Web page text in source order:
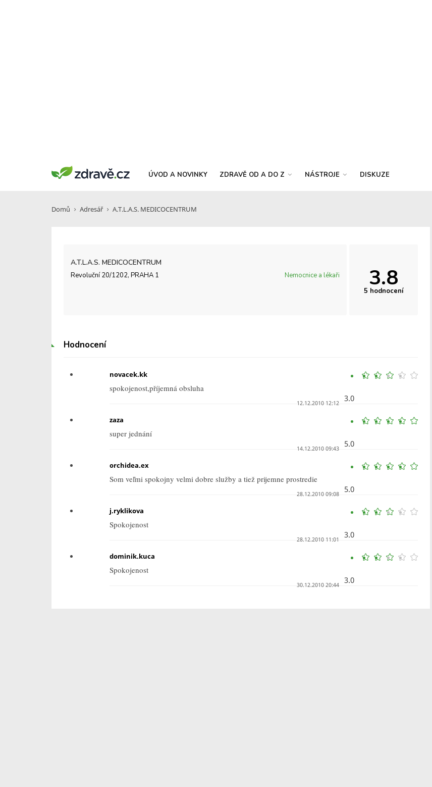
ÚVOD A NOVINKY ZDRAVĚ OD A DO Z NÁSTROJE DISKUZE
Domů Adresář A.T.L.A.S. MEDICOCENTRUM
A.T.L.A.S. MEDICOCENTRUM
Revoluční 20/1202, PRAHA 1 Nemocnice a lékaři 3.8
5 hodnocení
Hodnocení
3.0
novacek.kk
spokojenost,příjemná obsluha
12.12.2010 12:12
5.0
zaza
super jednání
14.12.2010 09:43
5.0
orchidea.ex
Som veľmi spokojny velmi dobre služby a tiež prijemne prostredie
28.12.2010 09:08
3.0
j.ryklikova
Spokojenost
28.12.2010 11:01
3.0
dominik.kuca
Spokojenost
30.12.2010 20:44